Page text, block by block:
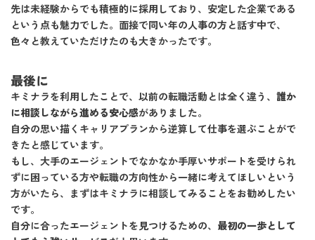
先は未経験からでも積極的に採用しており、安定した企業である
という点も魅力でした。面接で同い年の人事の方と話す中で、
色々と教えていただけたのも大きかったです。
最後に
キミナラを利用したことで、以前の転職活動とは全く違う、 誰か
に相談しながら進める安心感がありました。
自分の思い描くキャリアプランから逆算して仕事を選ぶことがで
きたと感じています。
もし、大手のエージェントでなかなか手厚いサポートを受けられ
ずに困っている方や転職の方向性から一緒に考えてほしいという
方がいたら、まずはキミナラに相談してみることをお勧めしたい
です。
自分に合ったエージェントを見つけるための、 最初の一歩として